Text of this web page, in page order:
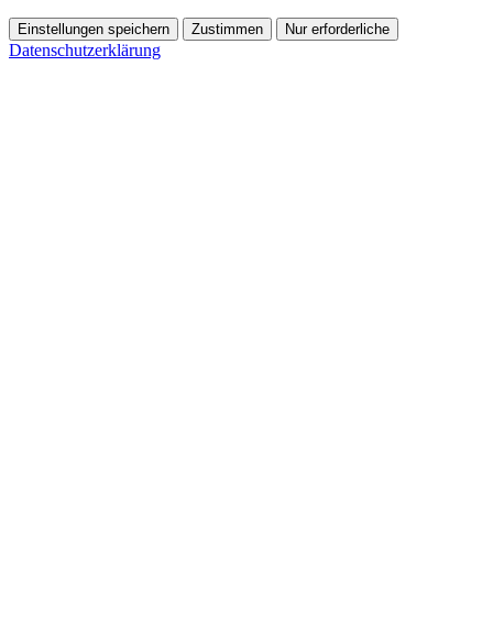
Einstellungen speichern Zustimmen Nur erforderliche
Datenschutzerklärung